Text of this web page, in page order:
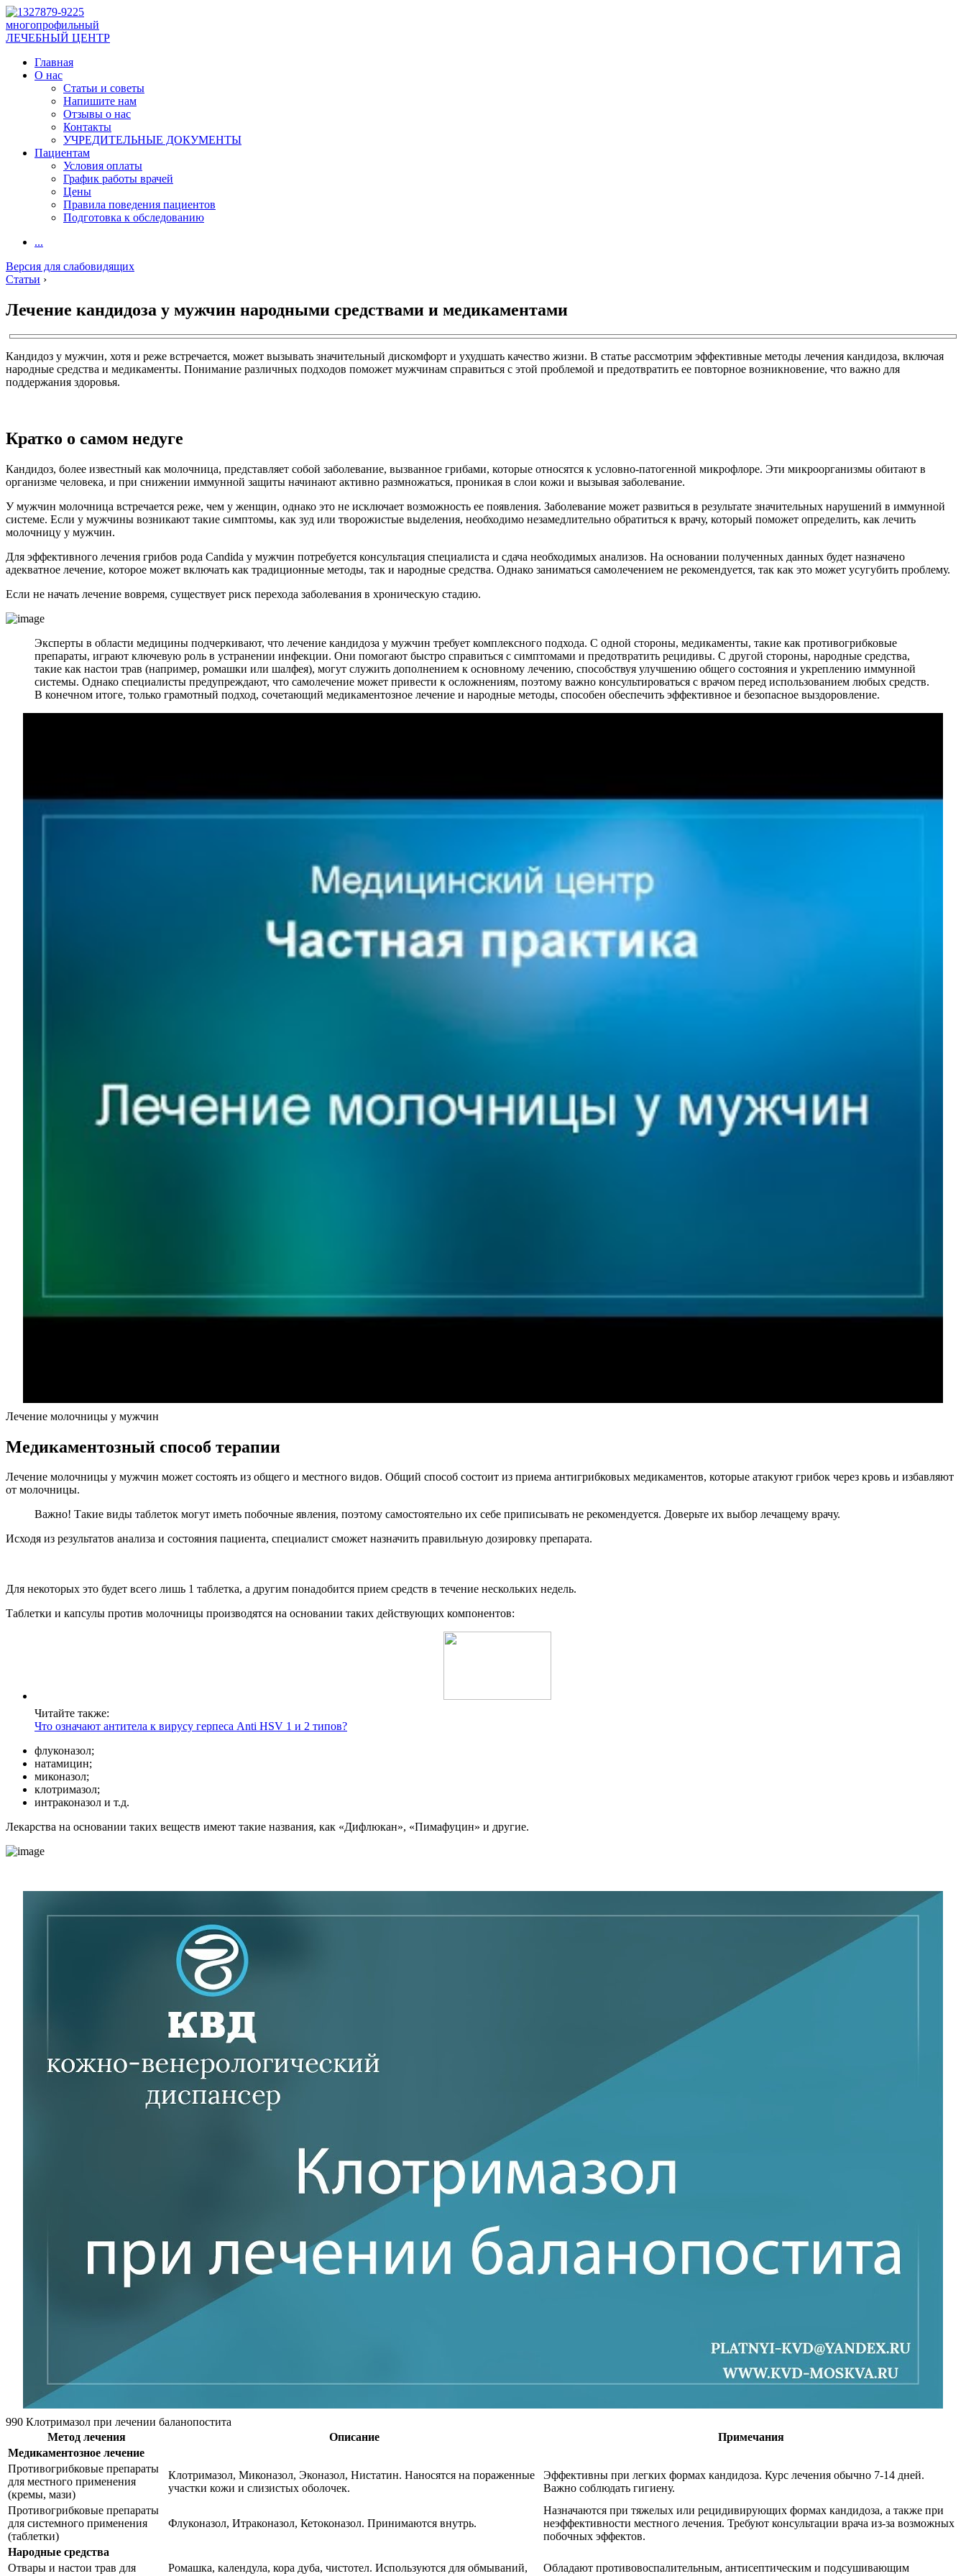
многопрофильный
ЛЕЧЕБНЫЙ ЦЕНТР
Главная
О нас
Статьи и советы
Напишите нам
Отзывы о нас
Контакты
УЧРЕДИТЕЛЬНЫЕ ДОКУМЕНТЫ
Пациентам
Условия оплаты
График работы врачей
Цены
Правила поведения пациентов
Подготовка к обследованию
...
Версия для слабовидящих
Статьи ›
Лечение кандидоза у мужчин народными средствами и медикаментами
Кандидоз у мужчин, хотя и реже встречается, может вызывать значительный дискомфорт и ухудшать качество жизни. В статье рассмотрим эффективные методы лечения кандидоза, включая
народные средства и медикаменты. Понимание различных подходов поможет мужчинам справиться с этой проблемой и предотвратить ее повторное возникновение, что важно для
поддержания здоровья.
Кратко о самом недуге
Кандидоз, более известный как молочница, представляет собой заболевание, вызванное грибами, которые относятся к условно-патогенной микрофлоре. Эти микроорганизмы обитают в
организме человека, и при снижении иммунной защиты начинают активно размножаться, проникая в слои кожи и вызывая заболевание.
У мужчин молочница встречается реже, чем у женщин, однако это не исключает возможность ее появления. Заболевание может развиться в результате значительных нарушений в иммунной
системе. Если у мужчины возникают такие симптомы, как зуд или творожистые выделения, необходимо незамедлительно обратиться к врачу, который поможет определить, как лечить
молочницу у мужчин.
Для эффективного лечения грибов рода Candida у мужчин потребуется консультация специалиста и сдача необходимых анализов. На основании полученных данных будет назначено
адекватное лечение, которое может включать как традиционные методы, так и народные средства. Однако заниматься самолечением не рекомендуется, так как это может усугубить проблему.
Если не начать лечение вовремя, существует риск перехода заболевания в хроническую стадию.
Эксперты в области медицины подчеркивают, что лечение кандидоза у мужчин требует комплексного подхода. С одной стороны, медикаменты, такие как противогрибковые
препараты, играют ключевую роль в устранении инфекции. Они помогают быстро справиться с симптомами и предотвратить рецидивы. С другой стороны, народные средства,
такие как настои трав (например, ромашки или шалфея), могут служить дополнением к основному лечению, способствуя улучшению общего состояния и укреплению иммунной
системы. Однако специалисты предупреждают, что самолечение может привести к осложнениям, поэтому важно консультироваться с врачом перед использованием любых средств.
В конечном итоге, только грамотный подход, сочетающий медикаментозное лечение и народные методы, способен обеспечить эффективное и безопасное выздоровление.
Лечение молочницы у мужчин
Медикаментозный способ терапии
Лечение молочницы у мужчин может состоять из общего и местного видов. Общий способ состоит из приема антигрибковых медикаментов, которые атакуют грибок через кровь и избавляют
от молочницы.
Важно! Такие виды таблеток могут иметь побочные явления, поэтому самостоятельно их себе приписывать не рекомендуется. Доверьте их выбор лечащему врачу.
Исходя из результатов анализа и состояния пациента, специалист сможет назначить правильную дозировку препарата.
Для некоторых это будет всего лишь 1 таблетка, а другим понадобится прием средств в течение нескольких недель.
Таблетки и капсулы против молочницы производятся на основании таких действующих компонентов:
Читайте также:
Что означают антитела к вирусу герпеса Anti HSV 1 и 2 типов?
флуконазол;
натамицин;
миконазол;
клотримазол;
интраконазол и т.д.
Лекарства на основании таких веществ имеют такие названия, как «Дифлюкан», «Пимафуцин» и другие.
990 Клотримазол при лечении баланопостита
Метод лечения
Описание
Примечания
Медикаментозное лечение
Противогрибковые препараты
для местного применения
(кремы, мази)
Клотримазол, Миконазол, Эконазол, Нистатин. Наносятся на пораженные
участки кожи и слизистых оболочек.
Эффективны при легких формах кандидоза. Курс лечения обычно 7-14 дней.
Важно соблюдать гигиену.
Противогрибковые препараты
для системного применения
(таблетки)
Флуконазол, Итраконазол, Кетоконазол. Принимаются внутрь.
Назначаются при тяжелых или рецидивирующих формах кандидоза, а также при
неэффективности местного лечения. Требуют консультации врача из-за возможных
побочных эффектов.
Народные средства
Отвары и настои трав для
Ромашка, календула, кора дуба, чистотел. Используются для обмываний,
Обладают противовоспалительным, антисептическим и подсушивающим